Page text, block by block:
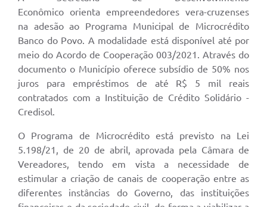
Econômico orienta empreendedores vera-cruzenses
na adesão ao Programa Municipal de Microcrédito
Banco do Povo. A modalidade está disponível até por
meio do Acordo de Cooperação 003/2021. Através do
documento o Município oferece subsídio de 50% nos
juros para empréstimos de até R$ 5 mil reais
contratados com a Instituição de Crédito Solidário -
Credisol.
O Programa de Microcrédito está previsto na Lei
5.198/21, de 20 de abril, aprovada pela Câmara de
Vereadores, tendo em vista a necessidade de
estimular a criação de canais de cooperação entre as
diferentes instâncias do Governo, das instituições